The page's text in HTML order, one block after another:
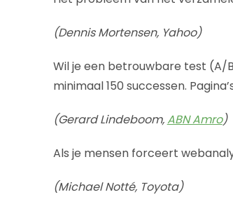
(Dennis Mortensen, Yahoo)
Wil je een betrouwbare test (A/
minimaal 150 successen.
(Gerard Lindeboom,ABN Amro)
Als je mensen forceert
(Michael Notté, Toyota)